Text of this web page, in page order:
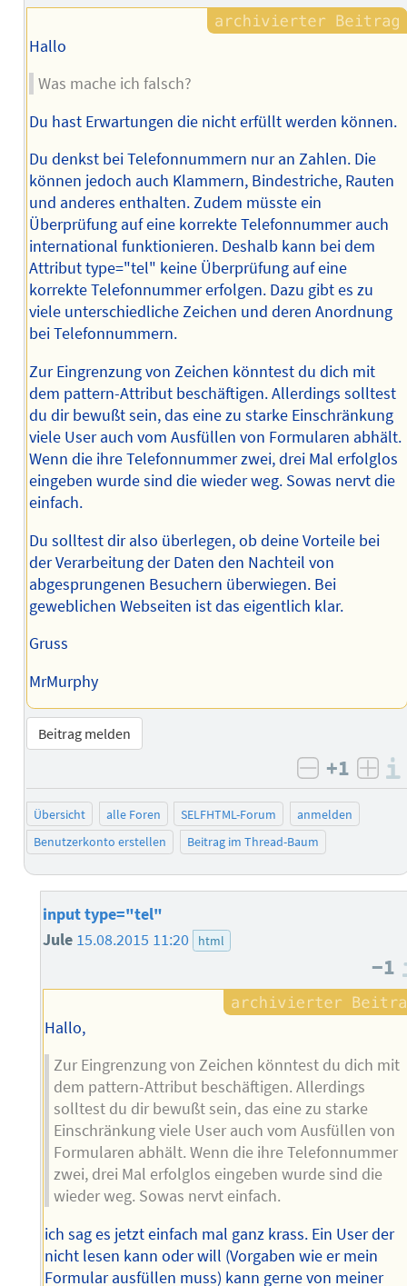
Hallo
Was mache ich falsch?
Du hast Erwartungen die nicht erfüllt werden können.
Du denkst bei Telefonnummern nur an Zahlen. Die
können jedoch auch Klammern, Bindestriche, Rauten
und anderes enthalten. Zudem müsste ein
Überprüfung auf eine korrekte Telefonnummer auch
international funktionieren. Deshalb kann bei dem
Attribut type="tel" keine Überprüfung auf eine
korrekte Telefonnummer erfolgen. Dazu gibt es zu
viele unterschiedliche Zeichen und deren Anordnung
bei Telefonnummern.
Zur Eingrenzung von Zeichen könntest du dich mit
dem pattern-Attribut beschäftigen. Allerdings solltest
du dir bewußt sein, das eine zu starke Einschränkung
viele User auch vom Ausfüllen von Formularen abhält.
Wenn die ihre Telefonnummer zwei, drei Mal erfolglos
eingeben wurde sind die wieder weg. Sowas nervt die
einfach.
Du solltest dir also überlegen, ob deine Vorteile bei
der Verarbeitung der Daten den Nachteil von
abgesprungenen Besuchern überwiegen. Bei
geweblichen Webseiten ist das eigentlich klar.
Gruss
MrMurphy
Beitrag melden
negativ
+1
Übersicht alle Foren SELFHTML-Forum
anmelden
Benutzerkonto erstellen
Beitrag im Thread-Baum
input type="tel"
Jule 15.08.2015 11:20 html
−1
Hallo,
Zur Eingrenzung von Zeichen könntest du dich mit
dem pattern-Attribut beschäftigen. Allerdings
solltest du dir bewußt sein, das eine zu starke
Einschränkung viele User auch vom Ausfüllen von
Formularen abhält. Wenn die ihre Telefonnummer
zwei, drei Mal erfolglos eingeben wurde sind die
wieder weg. Sowas nervt einfach.
ich sag es jetzt einfach mal ganz krass. Ein User der
nicht lesen kann oder will (Vorgaben wie er mein
Formular ausfüllen muss) kann gerne von meiner